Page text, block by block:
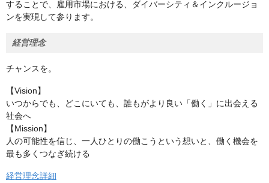
することで、雇用市場における、ダイバーシティ＆インクルージョ
ンを実現して参ります。
経営理念
チャンスを。
【Vision】
いつからでも、どこにいても、誰もがより良い「働く」に出会える
社会へ
【Mission】
人の可能性を信じ、一人ひとりの働こうという想いと、働く機会を
最も多くつなぎ続ける
経営理念詳細